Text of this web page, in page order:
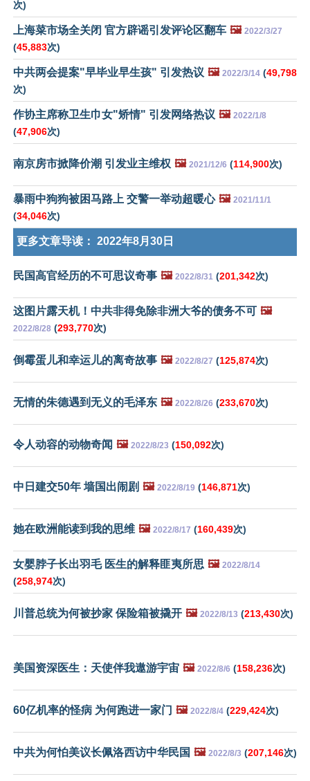
次)
上海菜市场全关闭 官方辟谣引发评论区翻车 🖼️ 2022/3/27
(45,883次)
中共两会提案"早毕业早生孩" 引发热议 🖼️ 2022/3/14 (49,798
次)
作协主席称卫生巾女"矫情" 引发网络热议 🖼️ 2022/1/8
(47,906次)
南京房市掀降价潮 引发业主维权 🖼️ 2021/12/6 (114,900次)
暴雨中狗狗被困马路上 交警一举动超暖心 🖼️ 2021/11/1
(34,046次)
更多文章导读： 2022年8月30日
民国高官经历的不可思议奇事 🖼️ 2022/8/31 (201,342次)
这图片露天机！中共非得免除非洲大爷的债务不可 🖼️
2022/8/28 (293,770次)
倒霉蛋儿和幸运儿的离奇故事 🖼️ 2022/8/27 (125,874次)
无情的朱德遇到无义的毛泽东 🖼️ 2022/8/26 (233,670次)
令人动容的动物奇闻 🖼️ 2022/8/23 (150,092次)
中日建交50年 墙国出闹剧 🖼️ 2022/8/19 (146,871次)
她在欧洲能读到我的思维 🖼️ 2022/8/17 (160,439次)
女婴脖子长出羽毛 医生的解释匪夷所思 🖼️ 2022/8/14
(258,974次)
川普总统为何被抄家 保险箱被撬开 🖼️ 2022/8/13 (213,430次)
美国资深医生：天使伴我遨游宇宙 🖼️ 2022/8/6 (158,236次)
60亿机率的怪病 为何跑进一家门 🖼️ 2022/8/4 (229,424次)
中共为何怕美议长佩洛西访中华民国 🖼️ 2022/8/3 (207,146次)